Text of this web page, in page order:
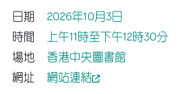
日期
2026年10月3日
時間
上午11時至下午12時30分
場地
香港中央圖書館
網址
網站連結